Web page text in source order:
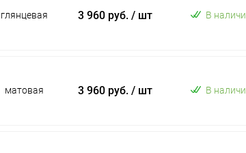
глянцевая 3 960 руб. / шт В
матовая 3 960 руб. / шт В